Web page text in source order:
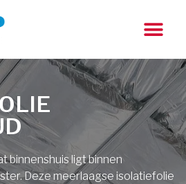
binnenshuis ligt binnen
Deze meerlaagse isolatiefolie